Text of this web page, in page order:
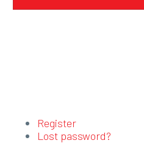
Register
Lost password?